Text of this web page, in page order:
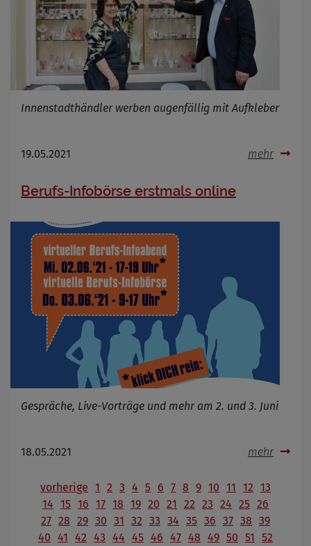
Innenstadthändler werben augenfällig mit Aufkleber
19.05.2021 mehr
Berufs-Infobörse erstmals online
Gespräche, Live-Vorträge und mehr am 2. und 3. Juni
18.05.2021 mehr
vorherige 1 2 3 4 5 6 7 8 9 10 11 12 13
14 15 16 17 18 19 20 21 22 23 24 25 26
27 28 29 30 31 32 33 34 35 36 37 38 39
40 41 42 43 44 45 46 47 48 49 50 51
52